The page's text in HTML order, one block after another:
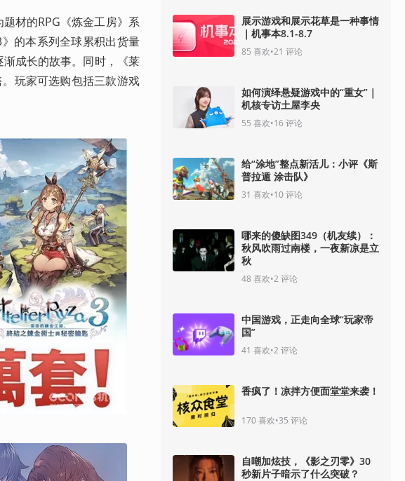
材的RPG《炼金工房》系
的本系列全球累积出货量
成长的故事。同时，《莱
玩家可选购包括三款游戏
展示游戏和展示花草是一种事情
｜机事本8.1-8.7
85 喜欢•21 评论
如何演绎悬疑游戏中的“重女”｜
机核专访土屋李央
55 喜欢•16评论
给“涂地”整点新活儿：小评《斯
普拉遁 涂击队》
31 喜欢•10评论
哪来的傻缺图349（机友续）：
秋风吹雨过南楼，一夜新凉是立
秋
48 喜欢•2 评论
中国游戏，正走向全球“玩家帝
国”
41 喜欢•2 评论
香疯了！凉拌方便面堂堂来袭！
170喜欢•35 评论
自嘲加炫技，《影之刃零》30
秒新片子暗示了什么突破？